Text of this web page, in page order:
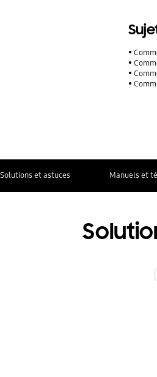
Solutions et astuces Manuels et